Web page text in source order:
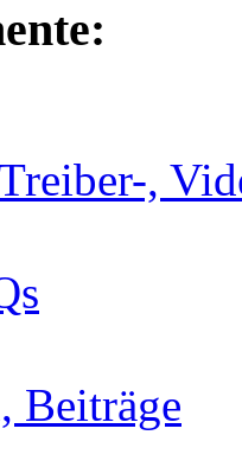
,
Beiträge